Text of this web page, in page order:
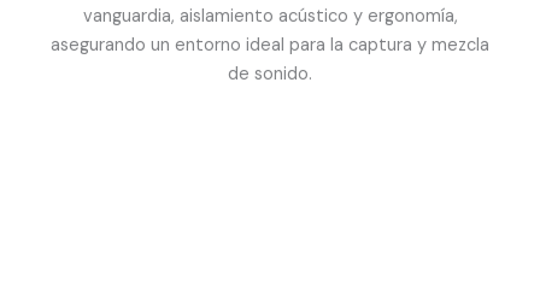
vanguardia, aislamiento acústico y ergonomía,
asegurando un entorno ideal para la captura y mezcla
de sonido.